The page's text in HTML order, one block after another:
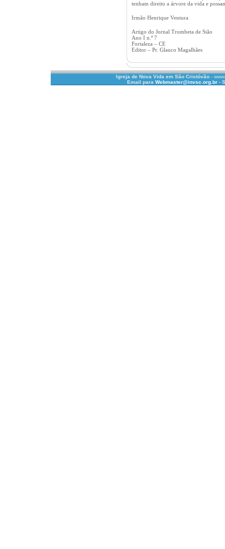
tenham direito a árvore da vida e
Irmão Henrique Ventura
Artigo do Jornal Trombeta de Sião
Ano I n.º 7
Fortaleza – CE
Editor – Pr. Glauco Magalhães
Igreja de Nova Vida em São Cristóvão-
Email para Webmaster@invsc.org.br-